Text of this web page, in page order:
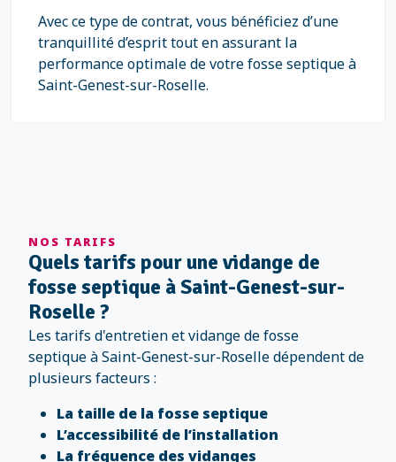
Avec ce type de contrat, vous bénéficiez d’une
tranquillité d’esprit tout en assurant la
performance optimale de votre fosse septique à
Saint-Genest-sur-Roselle.
NOS TARIFS
Quels tarifs pour une vidange de
fosse septique à Saint-Genest-sur-
Roselle ?
Les tarifs d'entretien et vidange de fosse
septique à Saint-Genest-sur-Roselle dépendent de
plusieurs facteurs :
La taille de la fosse septique
L’accessibilité de l’installation
La fréquence des vidanges